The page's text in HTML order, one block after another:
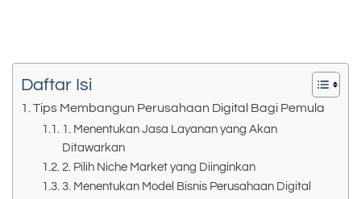
Daftar Isi
Tips Membangun Perusahaan Digital Bagi Pemula
1. Menentukan Jasa Layanan yang Akan
Ditawarkan
2. Pilih Niche Market yang Diinginkan
3. Menentukan Model Bisnis Perusahaan Digital